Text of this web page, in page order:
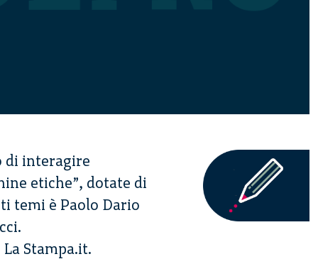
di interagire
etiche”, dotate di
temi è Paolo Dario
Stampa.it.